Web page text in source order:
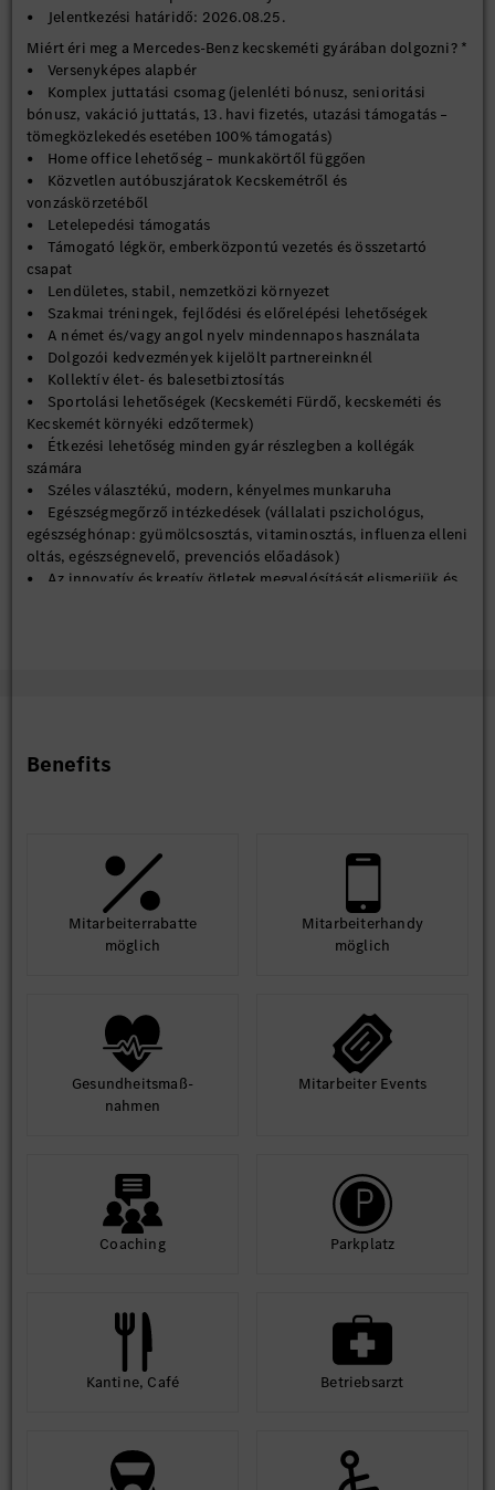
• Jelentkezési határidő: 2026.08.25.
Miért éri meg a Mercedes-Benz kecskeméti gyárában dolgozni? *
• Versenyképes alapbér
• Komplex juttatási csomag (jelenléti bónusz, senioritási
bónusz, vakáció juttatás, 13. havi fizetés, utazási támogatás –
tömegközlekedés esetében 100% támogatás)
• Home office lehetőség – munkakörtől függően
• Közvetlen autóbuszjáratok Kecskemétről és
vonzáskörzetéből
• Letelepedési támogatás
• Támogató légkör, emberközpontú vezetés és összetartó
csapat
• Lendületes, stabil, nemzetközi környezet
• Szakmai tréningek, fejlődési és előrelépési lehetőségek
• A német és/vagy angol nyelv mindennapos használata
• Dolgozói kedvezmények kijelölt partnereinknél
• Kollektív élet- és balesetbiztosítás
• Sportolási lehetőségek (Kecskeméti Fürdő, kecskeméti és
Kecskemét környéki edzőtermek)
• Étkezési lehetőség minden gyár részlegben a kollégák
számára
• Széles választékú, modern, kényelmes munkaruha
• Egészségmegőrző intézkedések (vállalati pszichológus,
egészséghónap: gyümölcsosztás, vitaminosztás, influenza elleni
oltás, egészségnevelő, prevenciós előadások)
• Az innovatív és kreatív ötletek megvalósítását elismerjük és
Benefits
Mit­arbeiter­rabatte
möglich
Mit­arbeiter­handy
möglich
Gesund­heits­maß­
nahmen
Mit­arbeiter Events
Coaching Park­platz
Kantine, Café Betriebs­arzt